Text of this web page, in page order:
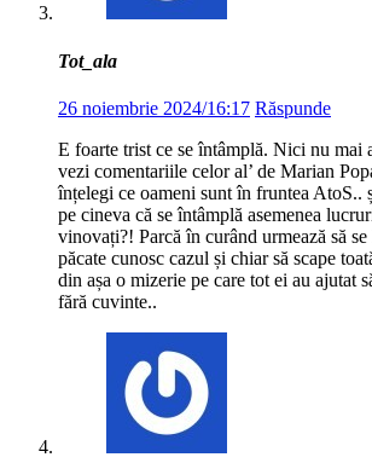
Tot_ala
26 noiembrie 2024/16:17 Răspunde
E foarte trist ce se întâmplă. Nici nu mai
vezi comentariile celor al’ de Marian
înțelegi ce oameni sunt în fruntea AtoS..
pe cineva că se întâmplă asemenea
vinovați?! Parcă în curând urmează să
păcate cunosc cazul și chiar să scape
din așa o mizerie pe care tot ei au ajutat
fără cuvinte..